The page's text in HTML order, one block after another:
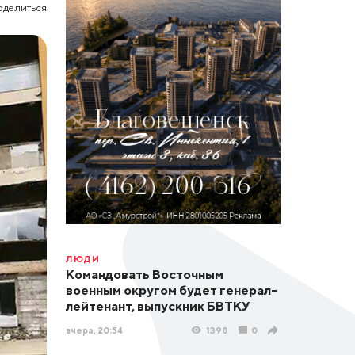
ЛЮДИ
Командовать Восточным
военным округом будет генерал-
лейтенант, выпускник БВТКУ
вчера, 20:54 1398 0